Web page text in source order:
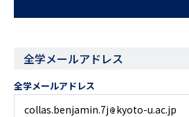
全学メールアドレス
全学メールアドレス
collas.benjamin.7j kyoto-u.ac.jp